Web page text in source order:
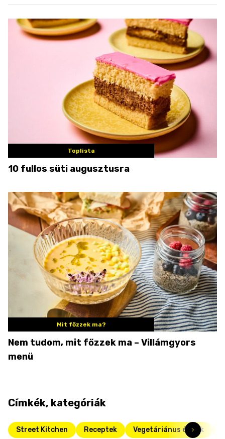
Toplista
10 fullos süti augusztusra
Mit főzzek ma?
Nem tudom, mit főzzek ma – Villámgyors
menü
Címkék, kategóriák
Street Kitchen Receptek Vegetáriánus ételek